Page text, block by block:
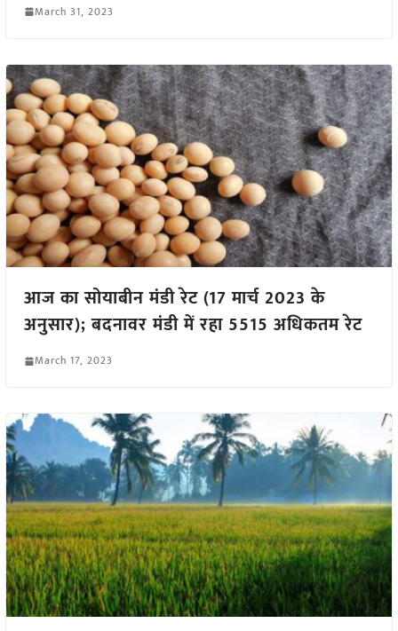
March 31, 2023
आज का सोयाबीन मंडी रेट (17 मार्च 2023 के
अनुसार); बदनावर मंडी में रहा 5515 अधिकतम रेट
March 17, 2023